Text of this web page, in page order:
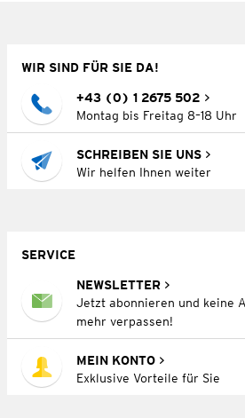
WIR SIND FÜR SIE DA!
+43 (0) 1 2675 502
Montag bis Freitag 8–18 Uhr
SCHREIBEN SIE UNS
Wir helfen Ihnen weiter
SERVICE
NEWSLETTER
Jetzt abonnieren und keine
mehr verpassen!
MEIN KONTO
Exklusive Vorteile für Sie